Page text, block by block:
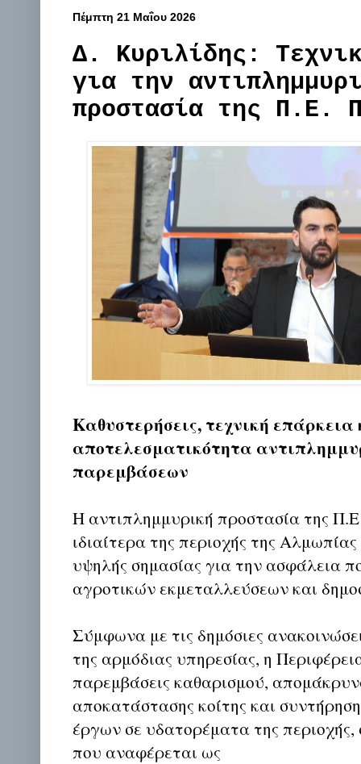
Πέμπτη 21 Μαΐου 2026
Δ. Κυριλίδης:
για την
προστασία της Π.Ε.
Καθυστερήσεις, τεχνική επάρκεια
αποτελεσματικότητα
παρεμβάσεων
Η αντιπλημμυρική προστασία της
ιδιαίτερα της περιοχής της
υψηλής σημασίας για την ασφάλεια
αγροτικών εκμεταλλεύσεων και
Σύμφωνα με τις δημόσιες
της αρμόδιας υπηρεσίας, η
παρεμβάσεις καθαρισμού,
αποκατάστασης κοίτης και
έργων σε υδατορέματα της περιοχής,
που αναφέρεται ως